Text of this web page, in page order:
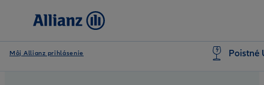
Môj Allianz prihlásenie Poistné